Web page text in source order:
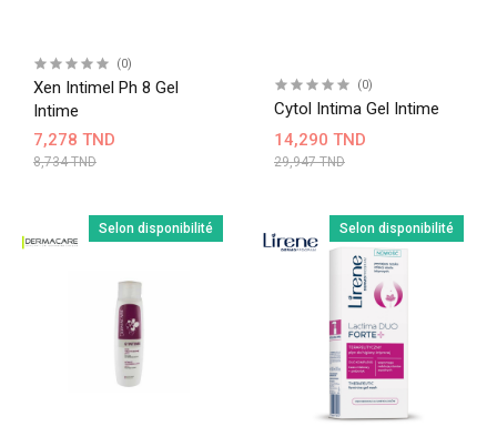
(0)
Xen Intimel Ph 8 Gel
Intime
7,278 TND
8,734 TND
(0)
Cytol Intima Gel Intime
14,290 TND
29,947 TND
Selon disponibilité Selon disponibilité